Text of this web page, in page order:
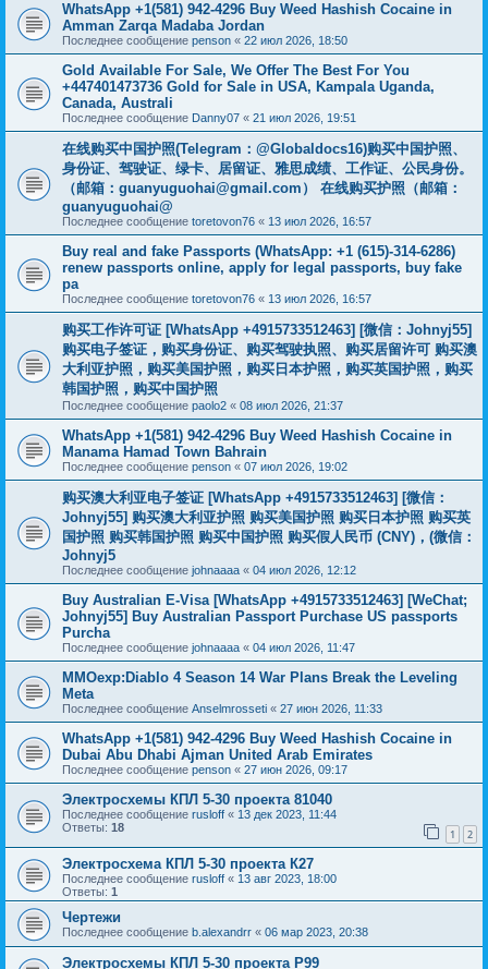
WhatsApp +1(581) 942-4296 Buy Weed Hashish Cocaine in
Amman Zarqa Madaba Jordan
Последнее сообщение penson « 22 июл 2026, 18:50
Gold Available For Sale, We Offer The Best For You
+447401473736 Gold for Sale in USA, Kampala Uganda,
Canada, Australi
Последнее сообщение Danny07 « 21 июл 2026, 19:51
在线购买中国护照(Telegram：@Globaldocs16)购买中国护照、
身份证、驾驶证、绿卡、居留证、雅思成绩、工作证、公民身份。
（邮箱： guanyuguohai@gmail.com ） 在线购买护照（邮箱：
guanyuguohai@
Последнее сообщение toretovon76 « 13 июл 2026, 16:57
Buy real and fake Passports (WhatsApp: +1 (615)-314-6286)
renew passports online, apply for legal passports, buy fake
pa
Последнее сообщение toretovon76 « 13 июл 2026, 16:57
购买工作许可证 [WhatsApp +4915733512463] [微信：Johnyj55]
购买电子签证，购买身份证、购买驾驶执照、购买居留许可 购买澳
大利亚护照，购买美国护照，购买日本护照，购买英国护照，购买
韩国护照，购买中国护照
Последнее сообщение paolo2 « 08 июл 2026, 21:37
WhatsApp +1(581) 942-4296 Buy Weed Hashish Cocaine in
Manama Hamad Town Bahrain
Последнее сообщение penson « 07 июл 2026, 19:02
购买澳大利亚电子签证 [WhatsApp +4915733512463] [微信：
Johnyj55] 购买澳大利亚护照 购买美国护照 购买日本护照 购买英
国护照 购买韩国护照 购买中国护照 购买假人民币 (CNY)，(微信：
Johnyj5
Последнее сообщение johnaaaa « 04 июл 2026, 12:12
Buy Australian E-Visa [WhatsApp +4915733512463] [WeChat;
Johnyj55] Buy Australian Passport Purchase US passports
Purcha
Последнее сообщение johnaaaa « 04 июл 2026, 11:47
MMOexp:Diablo 4 Season 14 War Plans Break the Leveling
Meta
Последнее сообщение Anselmrosseti « 27 июн 2026, 11:33
WhatsApp +1(581) 942-4296 Buy Weed Hashish Cocaine in
Dubai Abu Dhabi Ajman United Arab Emirates
Последнее сообщение penson « 27 июн 2026, 09:17
Электросхемы КПЛ 5-30 проекта 81040
Последнее сообщение rusloff « 13 дек 2023, 11:44
Ответы: 18 1 2
Электросхема КПЛ 5-30 проекта К27
Последнее сообщение rusloff « 13 авг 2023, 18:00
Ответы: 1
Чертежи
Последнее сообщение b.alexandrr « 06 мар 2023, 20:38
Электросхемы КПЛ 5-30 проекта Р99